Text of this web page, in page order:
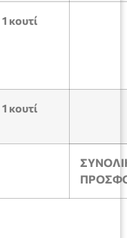
1 κουτί
1 κουτί